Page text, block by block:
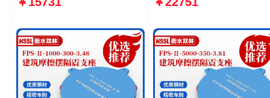
座源头工厂 摩擦摆式橡胶隔震
JZQZ-15000源头工厂 摩擦